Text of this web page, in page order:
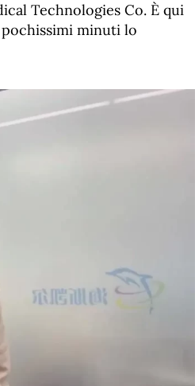
Technologies Co. È qui
minuti lo